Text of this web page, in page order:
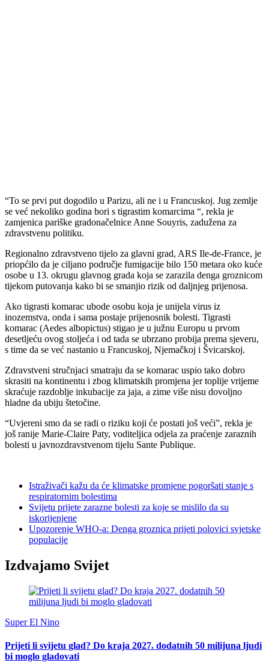
“To se prvi put dogodilo u Parizu, ali ne i u Francuskoj. Jug zemlje
se već nekoliko godina bori s tigrastim komarcima “, rekla je
zamjenica pariške gradonačelnice Anne Souyris, zadužena za
zdravstvenu politiku.
Regionalno zdravstveno tijelo za glavni grad, ARS Ile-de-France, je
priopćilo da je ciljano područje fumigacije bilo 150 metara oko kuće
osobe u 13. okrugu glavnog grada koja se zarazila denga groznicom
tijekom putovanja kako bi se smanjio rizik od daljnjeg prijenosa.
Ako tigrasti komarac ubode osobu koja je unijela virus iz
inozemstva, onda i sama postaje prijenosnik bolesti. Tigrasti
komarac (Aedes albopictus) stigao je u južnu Europu u prvom
desetljeću ovog stoljeća i od tada se ubrzano probija prema sjeveru,
s time da se već nastanio u Francuskoj, Njemačkoj i Švicarskoj.
Zdravstveni stručnjaci smatraju da se komarac uspio tako dobro
skrasiti na kontinentu i zbog klimatskih promjena jer toplije vrijeme
skraćuje razdoblje inkubacije za jaja, a zime više nisu dovoljno
hladne da ubiju štetočine.
“Uvjereni smo da se radi o riziku koji će postati još veći”, rekla je
još ranije Marie-Claire Paty, voditeljica odjela za praćenje zaraznih
bolesti u javnozdravstvenom tijelu Sante Publique.
Istraživači kažu da će klimatske promjene pogoršati stanje s
respiratornim bolestima
Svijetu prijete zarazne bolesti za koje se mislilo da su
iskorijenjene
Upozorenje WHO-a: Denga groznica prijeti polovici svjetske
populacije
Izdvajamo Svijet
Super El Nino
Prijeti li svijetu glad? Do kraja 2027. dodatnih 50 milijuna ljudi
bi moglo gladovati